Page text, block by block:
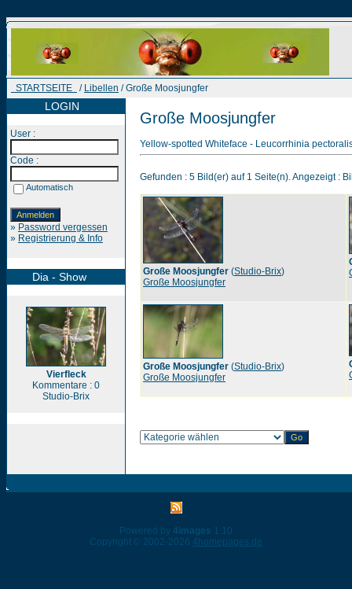
STARTSEITE / Libellen / Große Moosjungfer
LOGIN
User :
Code :
Automatisch
» Password vergessen
» Registrierung & Info
Dia - Show
Vierfleck
Kommentare : 0
Studio-Brix
Große Moosjungfer
Yellow-spotted Whiteface - Leucorrhinia
Gefunden : 5 Bild(er) auf 1 Seite(n). Angezeigt :
Große Moosjungfer (Studio-Brix)
Große Moosjungfer
Große Moosjungfer (Studio-Brix)
Große Moosjungfer
Powered by 4images 1.10
Copyright © 2002-2026 4homepages.de